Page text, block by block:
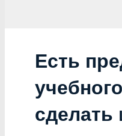
Есть